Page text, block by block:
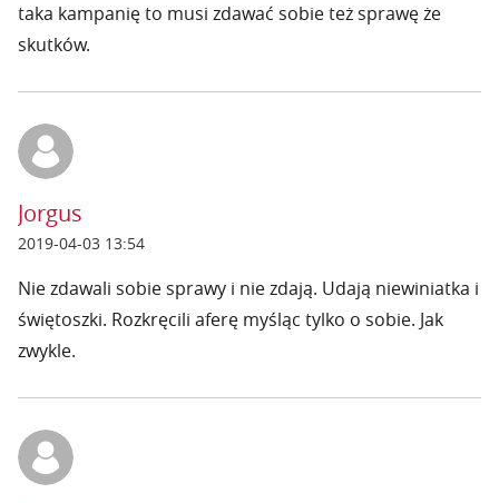
taka kampanię to musi zdawać sobie też sprawę że
skutków.
Jorgus
2019-04-03 13:54
Nie zdawali sobie sprawy i nie zdają. Udają niewiniatka i
świętoszki. Rozkręcili aferę myśląc tylko o sobie. Jak
zwykle.